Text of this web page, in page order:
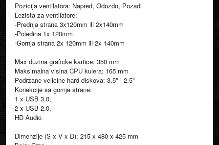
Pozicija ventilatora: Napred, Odozdo, Pozadi
Lezista za ventilatore:
-Prednja strana 3x120mm ili 2x140mm
-Poledina 1x 120mm
-Gornja strana 2x 120mm ili 2x 140mm
Max duzina graficke kartice: 350 mm
Maksimalna visina CPU kulera: 165 mm
Podrzane velicine hard diskova: 3.5" i 2.5"
Konekcije sa gornje strane:
1 x USB 3.0,
2 x USB 2.0,
HD Audio
Dimenzije (S x V x D): 215 x 480 x 425 mm